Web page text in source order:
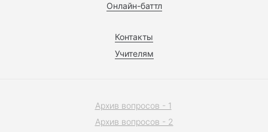
Онлайн-баттл
Контакты
Учителям
Архив вопросов - 1
Архив вопросов - 2